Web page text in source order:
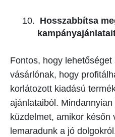
Hosszabbítsa
Fontos, hogy lehetőséget
vásárlónak, hogy
korlátozott kiadású
ajánlataiból.
küzdelmet, amikor későn
lemaradunk a jó